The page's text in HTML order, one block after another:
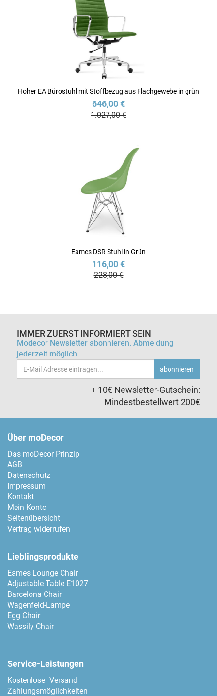
Hoher EA Bürostuhl mit Stoffbezug aus Flachgewebe in grün
646,00 €
1.027,00 €
Eames DSR Stuhl in Grün
116,00 €
228,00 €
IMMER ZUERST INFORMIERT SEIN
Modecor Newsletter abonnieren. Abmeldung
jederzeit möglich.
Email-
Adresse
abonnieren
+ 10€ Newsletter-Gutschein:
Mindestbestellwert 200€
Über moDecor
Das moDecor Prinzip
AGB
Datenschutz
Impressum
Kontakt
Mein Konto
Seitenübersicht
Vertrag widerrufen
Lieblingsprodukte
Eames Lounge Chair
Adjustable Table E1027
Barcelona Chair
Wagenfeld-Lampe
Egg Chair
Wassily Chair
Service-Leistungen
Kostenloser Versand
Zahlungsmöglichkeiten